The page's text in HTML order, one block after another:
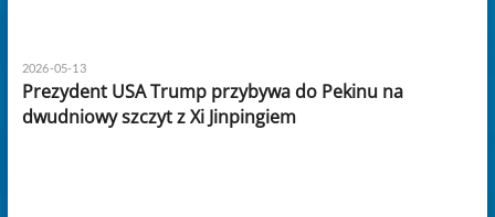
2026-05-13
Prezydent USA Trump przybywa do Pekinu na
dwudniowy szczyt z Xi Jinpingiem